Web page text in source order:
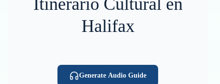
Itinerario Cultural en
Halifax
Generate Audio Guide